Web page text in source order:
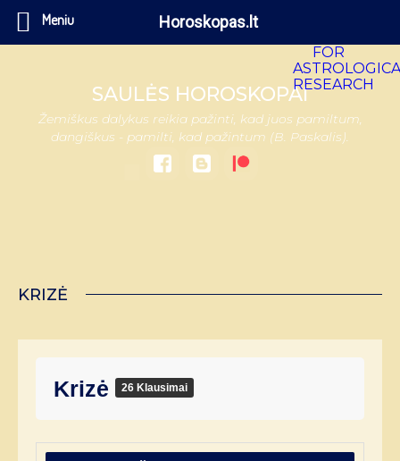
SAULĖS HOROSKOPAI
Žemiškus dalykus reikia pažinti, kad juos pamiltum,
dangiškus - pamilti, kad pažintum (B. Paskalis).
KRIZĖ
Krizė 26 Klausimai
Meniu Horoskopas.lt